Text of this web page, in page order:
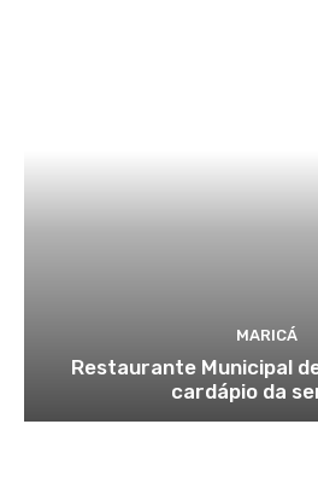
MARICÁ
Restaurante Municipal
cardápio da